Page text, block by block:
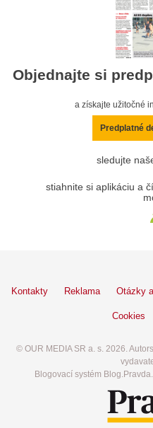
Objednajte si
a získajte užitočné
Predplatné
sledujte
stiahnite si aplikáciu a
Kontakty Reklama Otázky
Cookies
© OUR MEDIA SR a. s. 2026.
Blogovací systém